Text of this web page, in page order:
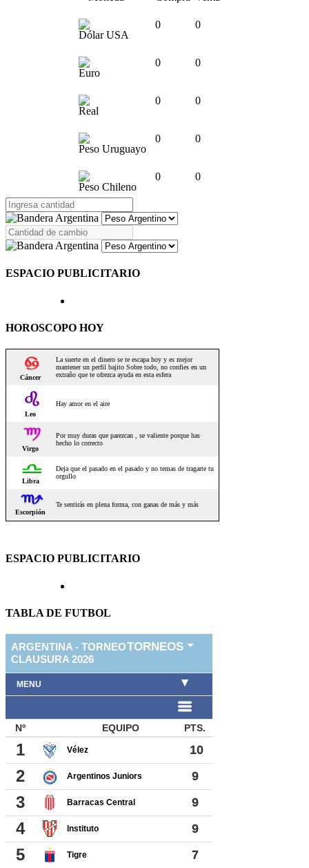
Dólar USA
0 0
Euro
0 0
Real
0 0
Peso Uruguayo
0 0
Peso Chileno
0 0
ESPACIO PUBLICITARIO
HOROSCOPO HOY
ESPACIO PUBLICITARIO
TABLA DE FUTBOL